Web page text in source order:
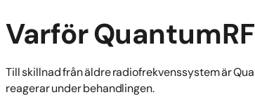
Varför
Till skillnad från äldre radiofrekvenssystem är
reagerar under behandlingen.